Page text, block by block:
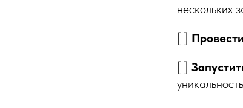
нескольких
[ ]
[ ]